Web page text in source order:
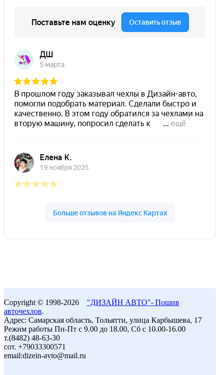
Copyright © 1998-2026 "ДИЗАЙН АВТО"- Пошив
авточехлов.
Адрес: Самарская область, Тольятти, улица Карбышева, 17
Режим работы Пн-Пт с 9.00 до 18.00, Сб с 10.00-16.00
т.(8482) 48-63-30
сот. +79033300571
email:dizein-avto@mail.ru